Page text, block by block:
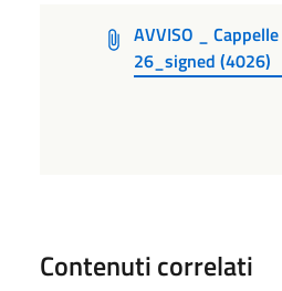
AVVISO _
26_signed (4026)
Contenuti correlati